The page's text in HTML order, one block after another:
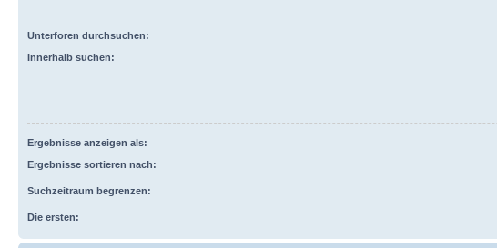
Unterforen durchsuchen:
Innerhalb suchen:
Ergebnisse anzeigen als:
Ergebnisse sortieren nach:
Suchzeitraum begrenzen:
Die ersten: